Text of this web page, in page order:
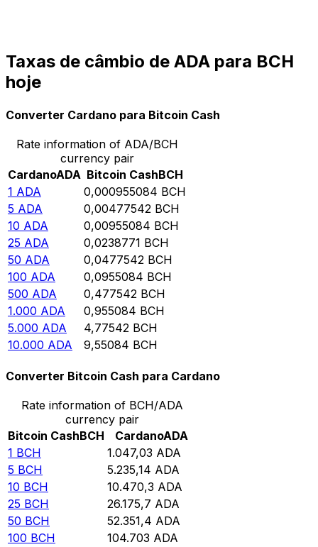
Taxas de câmbio de ADA para BCH
hoje
Converter Cardano para Bitcoin Cash
Rate information of ADA/BCH
currency pair
CardanoADA Bitcoin CashBCH
1 ADA 0,000955084 BCH
5 ADA 0,00477542 BCH
10 ADA 0,00955084 BCH
25 ADA 0,0238771 BCH
50 ADA 0,0477542 BCH
100 ADA 0,0955084 BCH
500 ADA 0,477542 BCH
1.000 ADA 0,955084 BCH
5.000 ADA 4,77542 BCH
10.000 ADA 9,55084 BCH
Converter Bitcoin Cash para Cardano
Rate information of BCH/ADA
currency pair
Bitcoin CashBCH CardanoADA
1 BCH 1.047,03 ADA
5 BCH 5.235,14 ADA
10 BCH 10.470,3 ADA
25 BCH 26.175,7 ADA
50 BCH 52.351,4 ADA
100 BCH 104.703 ADA